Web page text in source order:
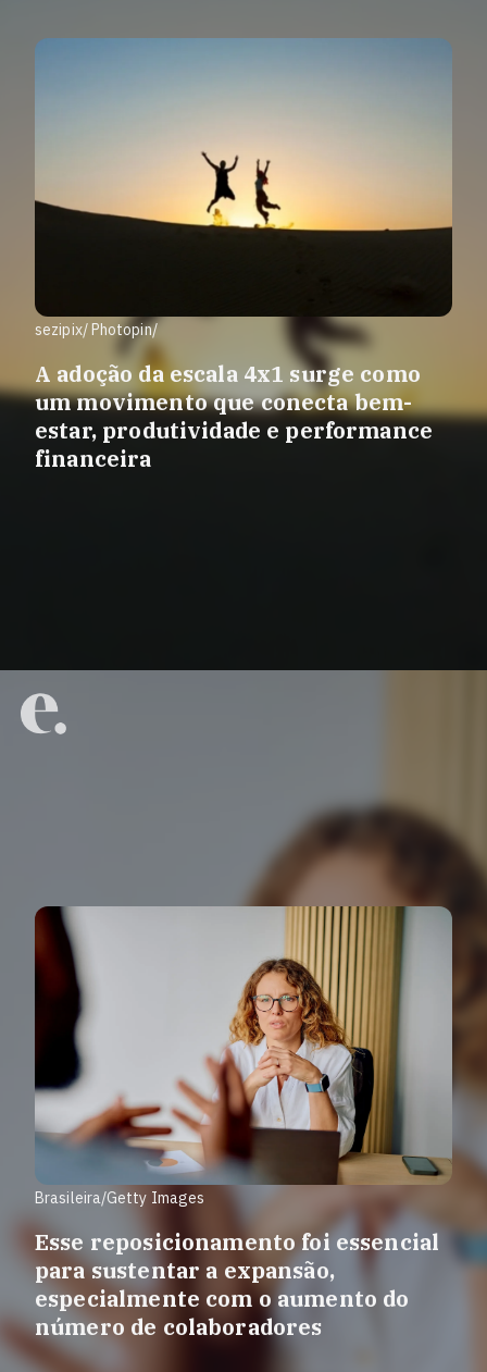
sezipix/ Photopin/
A adoção da escala 4x1 surge como
um movimento que conecta bem-
estar, produtividade e performance
financeira
Brasileira/Getty Images
Esse reposicionamento foi essencial
para sustentar a expansão,
especialmente com o aumento do
número de colaboradores